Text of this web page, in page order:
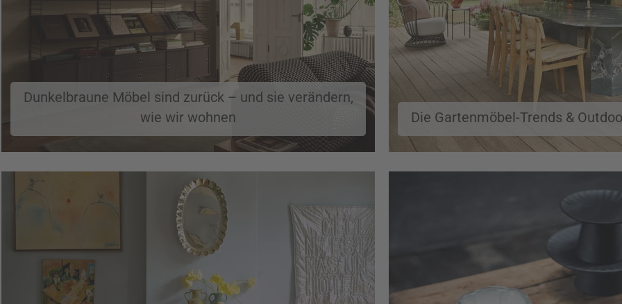
Dunkelbraune Möbel sind zurück – und sie verändern,
wie wir wohnen
Die Gartenmöbel-Trends &